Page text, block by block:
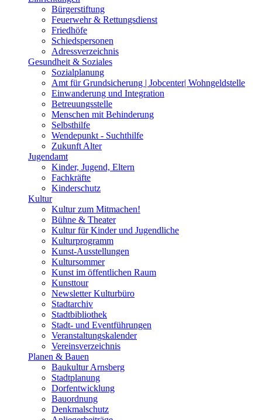
Bürgerstiftung
Feuerwehr & Rettungsdienst
Friedhöfe
Schiedspersonen
Adressverzeichnis
Gesundheit & Soziales
Sozialplanung
Amt für Grundsicherung | Jobcenter| Wohngeldstelle
Einwanderung und Integration
Betreuungsstelle
Menschen mit Behinderung
Selbsthilfe
Wendepunkt - Suchthilfe
Zukunft Alter
Jugendamt
Kinder, Jugend, Eltern
Fachkräfte
Kinderschutz
Kultur
Kultur zum Mitmachen!
Bühne & Theater
Kultur für Kinder und Jugendliche
Kulturprogramm
Kunst-Ausstellungen
Kultursommer
Kunst im öffentlichen Raum
Kunsttour
Newsletter Kulturbüro
Stadtarchiv
Stadtbibliothek
Stadt- und Eventführungen
Veranstaltungskalender
Vereinsverzeichnis
Planen & Bauen
Baukultur Arnsberg
Stadtplanung
Dorfentwicklung
Bauordnung
Denkmalschutz